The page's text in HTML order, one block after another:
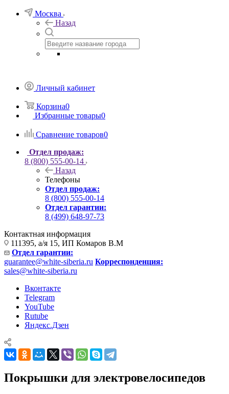
Москва
Назад
Личный кабинет
Корзина0
Избранные товары0
Сравнение товаров0
Отдел продаж:
8 (800) 555-00-14
Назад
Телефоны
Отдел продаж:
8 (800) 555-00-14
Отдел гарантии:
8 (499) 648-97-73
Контактная информация
111395, а/я 15, ИП Комаров В.М
Отдел гарантии:
guarantee@white-siberia.ru Корреспонденция:
sales@white-siberia.ru
Вконтакте
Telegram
YouTube
Rutube
Яндекс.Дзен
Покрышки для электровелосипедов